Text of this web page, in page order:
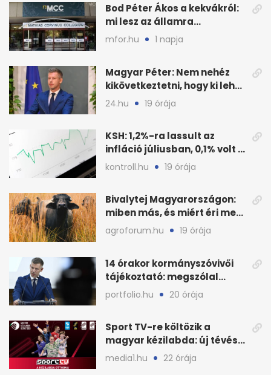
Bod Péter Ákos a kekvákról:
mi lesz az államra
visszaszálló vagyonnal?
mfor.hu 1 napja
Magyar Péter: Nem nehéz
kikövetkeztetni, hogy ki lehet
a három jelölt
24.hu 19 órája
KSH: 1,2%-ra lassult az
infláció júliusban, 0,1% volt a
havi áresés
kontroll.hu 19 órája
Bivalytej Magyarországon:
miben más, és miért éri meg
feldolgozni?
agroforum.hu 19 órája
14 órakor kormányszóvivői
tájékoztató: megszólal
Magyar Péter is
portfolio.hu 20 órája
Sport TV-re költözik a
magyar kézilabda: új tévés
megállapodás
media1.hu 22 órája